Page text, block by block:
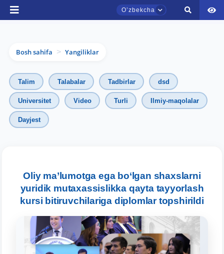
Oʼzbekcha
Bosh sahifa > Yangiliklar
Talim Talabalar Tadbirlar dsd
Universitet Video Turli Ilmiy-maqolalar
Dayjest
Oliy ma’lumotga ega bo‘lgan shaxslarni
yuridik mutaxassislikka qayta tayyorlash
kursi bitiruvchilariga diplomlar topshirildi
TDYU qabul murojaatlari chati
Qabul bo'yicha murojaatlaringizni ushbu
chatda qoldiring.
Mavzuni tanlang — keyin shu mavzudagi aniq
savollar chiqadi: